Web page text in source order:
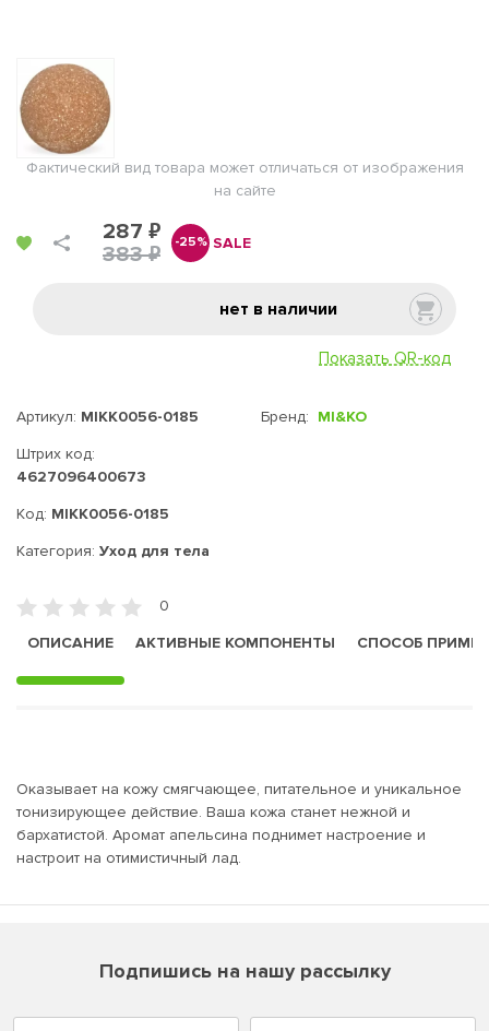
Фактический вид товара может отличаться от изображения
на сайте
287 ₽
383 ₽
-25% SALE
нет в наличии
Показать QR-код
Артикул: MIKK0056-0185
Штрих код:
4627096400673
Код: MIKK0056-0185
Бренд: MI&KO
Категория: Уход для тела
0
ОПИСАНИЕ
АКТИВНЫЕ КОМПОНЕНТЫ СПОСОБ
Оказывает на кожу смягчающее, питательное и уникальное
тонизирующее действие. Ваша кожа станет нежной и
бархатистой. Аромат апельсина поднимет настроение и
настроит на отимистичный лад.
Подпишись на нашу рассылку